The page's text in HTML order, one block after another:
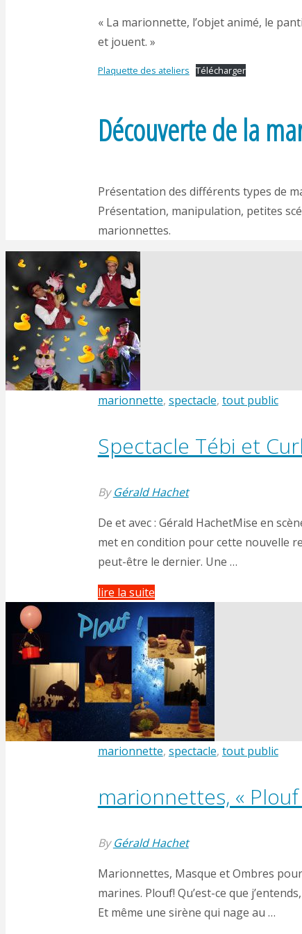
« La marionnette, l’objet animé, le
et jouent. »
Plaquette des ateliers Télécharger
Découverte de la
Présentation des différents types de
Présentation, manipulation, petites
marionnettes.
marionnette, spectacle, tout public
Spectacle Tébi et
By Gérald Hachet
De et avec : Gérald HachetMise en
met en condition pour cette nouvelle
peut-être le dernier. Une …
lire la suite"Spectacle
Tébi
et
Curly
Show"
marionnette, spectacle, tout public
marionnettes, «
By Gérald Hachet
Marionnettes, Masque et Ombres
marines. Plouf! Qu’est-ce que
Et même une sirène qui nage au …